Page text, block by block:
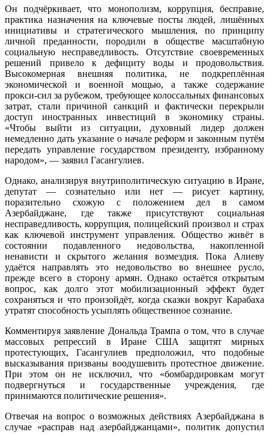
Он подчёркивает, что монополизм, коррупция, бесправие,
практика назначения на ключевые посты людей, лишённых
инициативы и стратегического мышления, по принципу
личной преданности, породили в обществе масштабную
социальную несправедливость. Отсутствие своевременных
решений привело к дефициту воды и продовольствия.
Высокомерная внешняя политика, не подкреплённая
экономической и военной мощью, а также содержание
прокси-сил за рубежом, требующее колоссальных финансовых
затрат, стали причиной санкций и фактически перекрыли
доступ иностранных инвестиций в экономику страны.
«Чтобы выйти из ситуации, духовный лидер должен
немедленно дать указание о начале реформ и законным путём
передать управление государством президенту, избранному
народом», — заявил Гасангулиев.
Однако, анализируя внутриполитическую ситуацию в Иране,
депутат — сознательно или нет — рисует картину,
поразительно схожую с положением дел в самом
Азербайджане, где также присутствуют социальная
несправедливость, коррупция, полицейский произвол и страх
как ключевой инструмент управления. Общество живёт в
состоянии подавленного недовольства, накопленной
ненависти и скрытого желания возмездия. Пока Алиеву
удаётся направлять это недовольство во внешнее русло,
прежде всего в сторону армян. Однако остаётся открытым
вопрос, как долго этот мобилизационный эффект будет
сохраняться и что произойдёт, когда сказки вокруг Карабаха
утратят способность усыплять общественное сознание.
Комментируя заявление Дональда Трампа о том, что в случае
массовых репрессий в Иране США защитят мирных
протестующих, Гасангулиев предположил, что подобные
высказывания призваны воодушевить протестное движение.
При этом он не исключил, что «бомбардировкам могут
подвергнуться и государственные учреждения, где
принимаются политические решения».
Отвечая на вопрос о возможных действиях Азербайджана в
случае «расправ над азербайджанцами», политик допустил